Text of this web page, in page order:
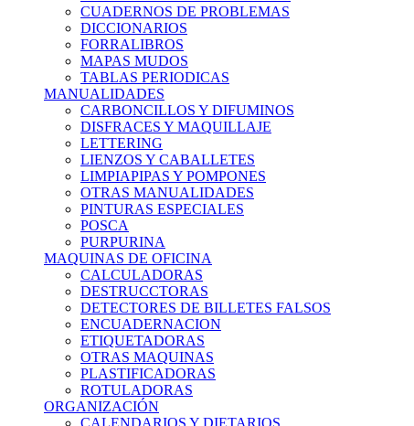
CUADERNOS DE PROBLEMAS
DICCIONARIOS
FORRALIBROS
MAPAS MUDOS
TABLAS PERIODICAS
MANUALIDADES
CARBONCILLOS Y DIFUMINOS
DISFRACES Y MAQUILLAJE
LETTERING
LIENZOS Y CABALLETES
LIMPIAPIPAS Y POMPONES
OTRAS MANUALIDADES
PINTURAS ESPECIALES
POSCA
PURPURINA
MAQUINAS DE OFICINA
CALCULADORAS
DESTRUCCTORAS
DETECTORES DE BILLETES FALSOS
ENCUADERNACION
ETIQUETADORAS
OTRAS MAQUINAS
PLASTIFICADORAS
ROTULADORAS
ORGANIZACIÓN
CALENDARIOS Y DIETARIOS